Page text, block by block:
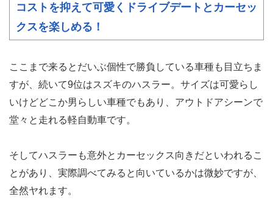
コストを抑えて可愛くドライブデートとカーセッ
クスを楽しめる！
ここまで来るとだいぶ個性で勝負している車種も目立ちま
すが、続いて9位はスズキのハスラー。サイズは可愛らし
いけどどこか男らしい車種でもあり、アウトドアシーンで
堂々と走れる軽自動車です。
そしてハスラーも意外とカーセックス向きだといわれるこ
とがあり、実際調べてみると向いているかは微妙ですが、
全然ヤれます。